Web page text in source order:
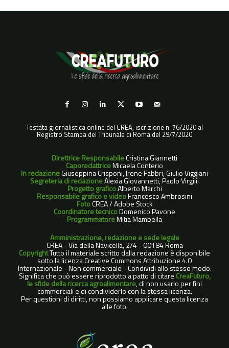
Testata giornalistica online del CREA, iscrizione n. 76/2020 al
Registro Stampa del Tribunale di Roma del 29/7/2020
Direttrice ResponsabileCristina Giannetti
CaporedattriceMicaela Conterio
In redazioneGiuseppina Crisponi, Irene Fabbri, Giulio Viggiani
Segreteria di redazioneAlexia Giovannetti, Paolo Virgilii
Progetto graficoAlberto Marchi
Responsabile grafico e videoFrancesco Ambrosini
FotoCREA / Adobe Stock
Coordinatore tecnicoDomenico Pavone
ProgrammatoreMitia Mambella
Amministrazione, redazione e sede legale
CREA - Via della Navicella, 2/4 - 00184 Roma
CopyrightTutto il materiale scritto dalla redazione è disponibile
sotto la licenza Creative Commons Attribuzione 4.0
Internazionale - Non commerciale - Condividi allo stesso modo.
Significa che può essere riprodotto a patto di citare CreaFuturo,
le sfide della ricerca agroalimentare, di non usarlo per fini
commerciali e di condividerlo con la stessa licenza.
Per questioni di diritti, non possiamo applicare questa licenza
alle foto.